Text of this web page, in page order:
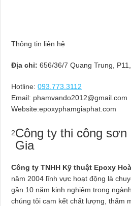
Thông tin liên hệ
Địa chỉ: 656/36/7 Quang Trung,
Hotline: 093.773.3112
Email: phamvando2012@gmail.com
Website:epoxyphamgiaphat.com
2Công ty thi công sơn
Gia
Công ty TNHH Kỹ thuật Epoxy
năm 2004 lĩnh vực hoạt động là
gần 10 năm kinh nghiệm trong
chúng tôi cam kết chất lượng, thẩm